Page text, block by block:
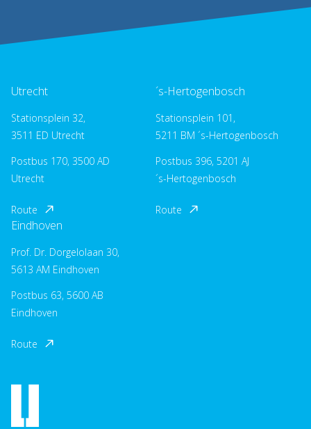
Utrecht
Stationsplein 32,
3511 ED Utrecht
Postbus 170, 3500 AD
Utrecht
Route
´s-Hertogenbosch
Stationsplein 101,
5211 BM ´s-Hertogenbosch
Postbus 396, 5201 AJ
´s-Hertogenbosch
Route
Eindhoven
Prof. Dr. Dorgelolaan 30,
5613 AM Eindhoven
Postbus 63, 5600 AB
Eindhoven
Route